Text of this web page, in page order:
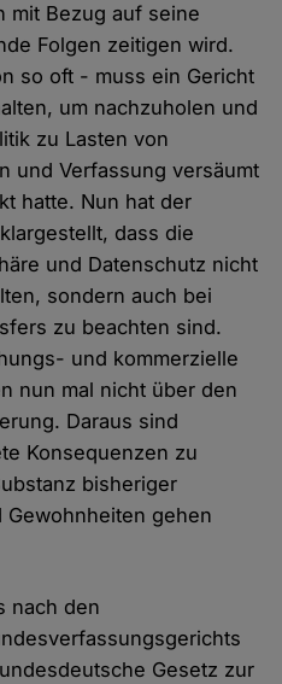
mit Bezug auf seine
Folgen zeitigen wird.
so oft - muss ein Gericht
um nachzuholen und
zu Lasten von
und Verfassung versäumt
hatte. Nun hat der
dass die
und Datenschutz nicht
sondern auch bei
zu beachten sind.
und kommerzielle
nun mal nicht über den
Daraus sind
Konsequenzen zu
bisheriger
gehen
nach den
Gesetz zur